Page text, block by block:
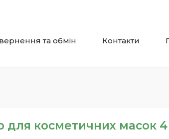
та обмін Контакти
для косметичних масок